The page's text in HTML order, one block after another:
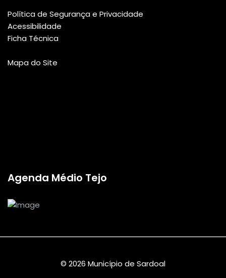
Política de Segurança e Privacidade
Acessibilidade
Ficha Técnica
Mapa do Site
Agenda Médio Tejo
© 2026 Município de Sardoal